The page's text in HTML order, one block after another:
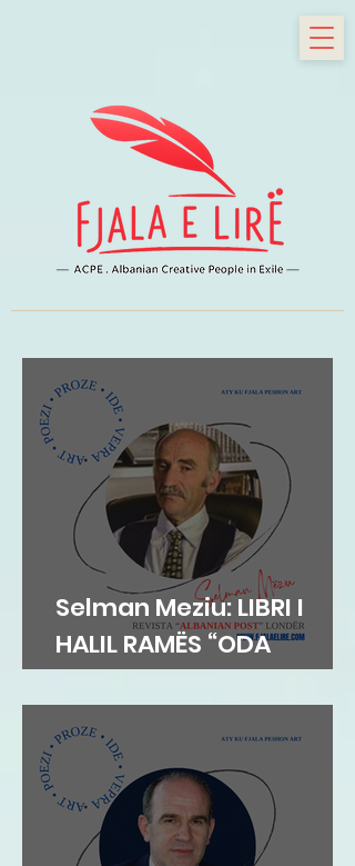
Selman Meziu: LIBRI I
HALIL RAMËS “ODA
DIBRANE”